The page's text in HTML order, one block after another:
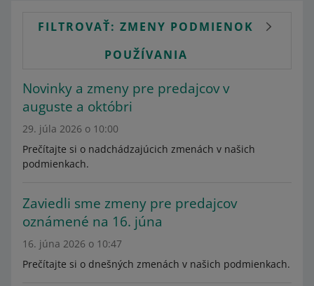
FILTROVAŤ: ZMENY PODMIENOK
POUŽÍVANIA
Novinky a zmeny pre predajcov v
auguste a októbri
29. júla 2026 o 10:00
Prečítajte si o nadchádzajúcich zmenách v našich
podmienkach.
Zaviedli sme zmeny pre predajcov
oznámené na 16. júna
16. júna 2026 o 10:47
Prečítajte si o dnešných zmenách v našich podmienkach.